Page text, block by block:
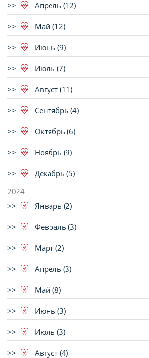
Апрель (12)
Май (12)
Июнь (9)
Июль (7)
Август (11)
Сентябрь (4)
Октябрь (6)
Ноябрь (9)
Декабрь (5)
2024
Январь (2)
Февраль (3)
Март (2)
Апрель (3)
Май (8)
Июнь (3)
Июль (3)
Август (4)